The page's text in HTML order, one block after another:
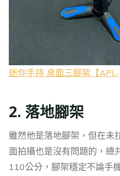
迷你手持 桌面三腳架【APL-
2. 落地腳架
雖然他是落地腳架，但在未
面拍攝也是沒有問題的，總
110公分，腳架穩定不論手